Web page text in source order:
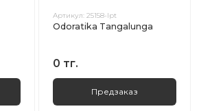
Артикул:25158-lpt
Odoratika Tangalunga
0 тг.
Предзаказ